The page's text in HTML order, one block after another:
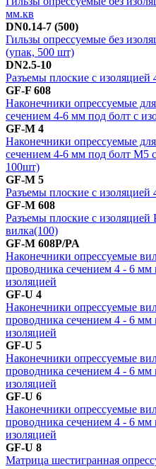
мм.кв
DN0.14-7 (500)
Гильзы опрессуемые без
(упак, 500 шт)
DN2.5-10
Разъемы плоские с изоляцией
GF-F 608
Наконечники опрессуемые
сечением 4-6 мм под болт с
GF-M 4
Наконечники опрессуемые
сечением 4-6 мм под болт М5
100шт)
GF-M 5
Разъемы плоские с изоляцией
GF-M 608
Разъемы плоские с изоляцией
вилка(100)
GF-M 608P/PA
Наконечники опрессуемые
проводника сечением 4 - 6 мм
изоляцией
GF-U 4
Наконечники опрессуемые
проводника сечением 4 - 6 мм
изоляцией
GF-U 5
Наконечники опрессуемые
проводника сечением 4 - 6 мм
изоляцией
GF-U 6
Наконечники опрессуемые
проводника сечением 4 - 6 мм
изоляцией
GF-U 8
Матрица шестигранная